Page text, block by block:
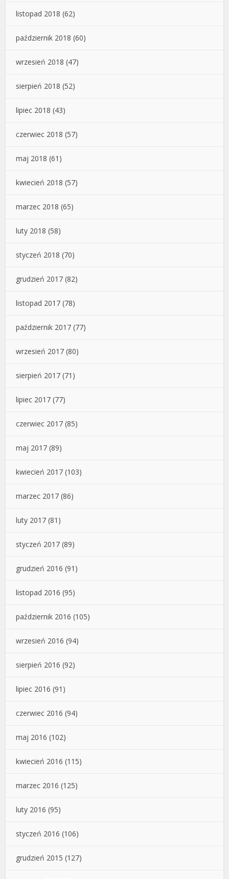
listopad 2018 (62)
październik 2018 (60)
wrzesień 2018 (47)
sierpień 2018 (52)
lipiec 2018 (43)
czerwiec 2018 (57)
maj 2018 (61)
kwiecień 2018 (57)
marzec 2018 (65)
luty 2018 (58)
styczeń 2018 (70)
grudzień 2017 (82)
listopad 2017 (78)
październik 2017 (77)
wrzesień 2017 (80)
sierpień 2017 (71)
lipiec 2017 (77)
czerwiec 2017 (85)
maj 2017 (89)
kwiecień 2017 (103)
marzec 2017 (86)
luty 2017 (81)
styczeń 2017 (89)
grudzień 2016 (91)
listopad 2016 (95)
październik 2016 (105)
wrzesień 2016 (94)
sierpień 2016 (92)
lipiec 2016 (91)
czerwiec 2016 (94)
maj 2016 (102)
kwiecień 2016 (115)
marzec 2016 (125)
luty 2016 (95)
styczeń 2016 (106)
grudzień 2015 (127)